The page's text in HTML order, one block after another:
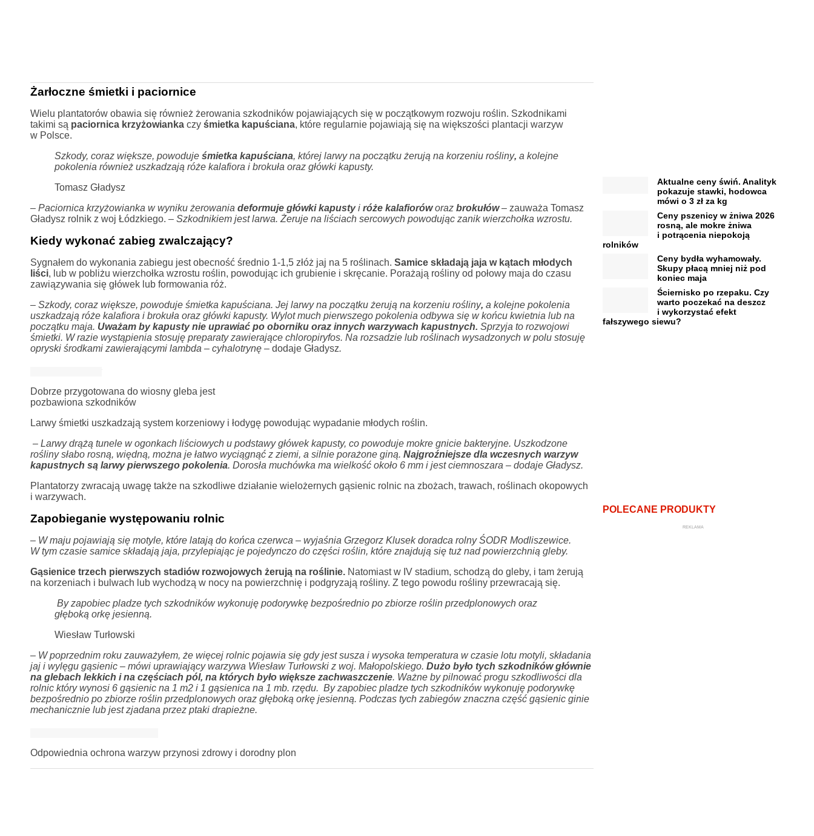
Żarłoczne śmietki i paciornice
Wielu plantatorów obawia się również żerowania szkodników pojawiających się w początkowym rozwoju roślin. Szkodnikami
takimi są paciornica krzyżowiankaczy śmietka kapuściana, które regularnie pojawiają się na większości plantacji warzyw
w Polsce.
Szkody, coraz większe, powoduje śmietka kapuściana, której larwy na początku żerują na korzeniu rośliny, a kolejne
pokolenia również uszkadzają róże kalafiora i brokuła oraz główki kapusty.
Tomasz Gładysz
– Paciornica krzyżowianka w wyniku żerowania deformuje główki kapustyi róże kalafioróworaz brokułów–zauważa Tomasz
Gładysz rolnik z woj Łódzkiego. – Szkodnikiem jest larwa. Żeruje na liściach sercowych powodując zanik wierzchołka wzrostu.
Kiedy wykonać zabieg zwalczający?
Sygnałem do wykonania zabiegu jest obecność średnio 1-1,5 złóż jaj na 5 roślinach. Samice składają jaja w kątach młodych
liści, lub w pobliżu wierzchołka wzrostu roślin, powodując ich grubienie i skręcanie. Porażają rośliny od połowy maja do czasu
zawiązywania się główek lub formowania róż.
– Szkody, coraz większe, powoduje śmietka kapuściana. Jej larwy na początku żerują na korzeniu rośliny, a kolejne pokolenia
uszkadzają róże kalafiora i brokuła oraz główki kapusty. Wylot much pierwszego pokolenia odbywa się w końcu kwietnia lub na
początku maja. Uważam by kapusty nie uprawiać po oborniku oraz innych warzywach kapustnych. Sprzyja to rozwojowi
śmietki. W razie wystąpienia stosuję preparaty zawierające chloropiryfos. Na rozsadzie lub roślinach wysadzonych w polu stosuję
opryski środkami zawierającymi lambda – cyhalotrynę – dodaje Gładysz.
Dobrze przygotowana do wiosny gleba jest
pozbawiona szkodników
Larwy śmietki uszkadzają system korzeniowy i łodygę powodując wypadanie młodych roślin.
– Larwy drążą tunele w ogonkach liściowych u podstawy główek kapusty, co powoduje mokre gnicie bakteryjne. Uszkodzone
rośliny słabo rosną, więdną, można je łatwo wyciągnąć z ziemi, a silnie porażone giną. Najgroźniejsze dla wczesnych warzyw
kapustnych są larwy pierwszego pokolenia. Dorosła muchówka ma wielkość około 6 mm i jest ciemnoszara – dodaje Gładysz.
Plantatorzy zwracają uwagę także na szkodliwe działanie wielożernych gąsienic rolnic na zbożach, trawach, roślinach okopowych
i warzywach.
Zapobieganie występowaniu rolnic
– W maju pojawiają się motyle, które latają do końca czerwca – wyjaśnia Grzegorz Klusek doradca rolny ŚODR Modliszewice.
W tym czasie samice składają jaja, przylepiając je pojedynczo do części roślin, które znajdują się tuż nad powierzchnią gleby.
Gąsienice trzech pierwszych stadiów rozwojowych żerują na roślinie.Natomiast w IV stadium, schodzą do gleby, i tam żerują
na korzeniach i bulwach lub wychodzą w nocy na powierzchnię i podgryzają rośliny. Z tego powodu rośliny przewracają się.
By zapobiec pladze tych szkodników wykonuję podorywkę bezpośrednio po zbiorze roślin przedplonowych oraz
głęboką orkę jesienną.
Wiesław Turłowski
– W poprzednim roku zauważyłem, że więcej rolnic pojawia się gdy jest susza i wysoka temperatura w czasie lotu motyli, składania
jaj i wylęgu gąsienic – mówi uprawiający warzywa Wiesław Turłowski z woj. Małopolskiego. Dużo było tych szkodników głównie
na glebach lekkich i na częściach pól, na których było większe zachwaszczenie. Ważne by pilnować progu szkodliwości dla
rolnic który wynosi 6 gąsienic na 1 m2 i 1 gąsienica na 1 mb. rzędu. By zapobiec pladze tych szkodników wykonuję podorywkę
bezpośrednio po zbiorze roślin przedplonowych oraz głęboką orkę jesienną. Podczas tych zabiegów znaczna część gąsienic ginie
mechanicznie lub jest zjadana przez ptaki drapieżne.
Odpowiednia ochrona warzyw przynosi zdrowy i dorodny plon
Aktualne ceny świń. Analityk
pokazuje stawki, hodowca
mówi o 3 zł za kg
Ceny pszenicy w żniwa 2026
rosną, ale mokre żniwa
i potrącenia niepokoją
rolników
Ceny bydła wyhamowały.
Skupy płacą mniej niż pod
koniec maja
Ściernisko po rzepaku. Czy
warto poczekać na deszcz
i wykorzystać efekt
fałszywego siewu?
POLECANE PRODUKTY
REKLAMA